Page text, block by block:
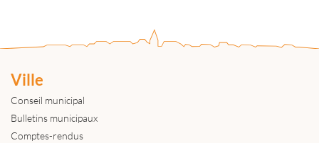
Ville
Conseil municipal
Bulletins municipaux
Comptes-rendus